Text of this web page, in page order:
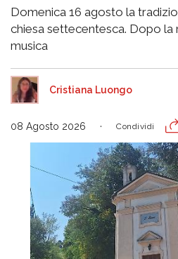
Domenica 16 agosto la
chiesa settecentesca. Dopo la
musica
Cristiana Luongo
08 Agosto 2026 Condividi